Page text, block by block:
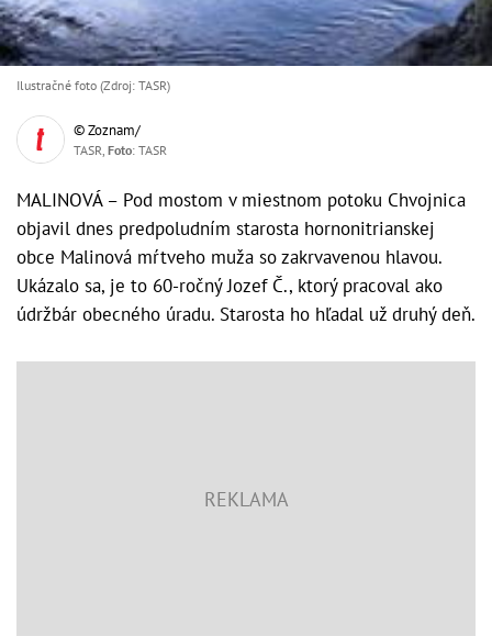
Ilustračné foto (Zdroj: TASR)
© Zoznam/
TASR, Foto: TASR
MALINOVÁ – Pod mostom v miestnom potoku Chvojnica
objavil dnes predpoludním starosta hornonitrianskej
obce Malinová mŕtveho muža so zakrvavenou hlavou.
Ukázalo sa, je to 60-ročný Jozef Č., ktorý pracoval ako
údržbár obecného úradu. Starosta ho hľadal už druhý deň.